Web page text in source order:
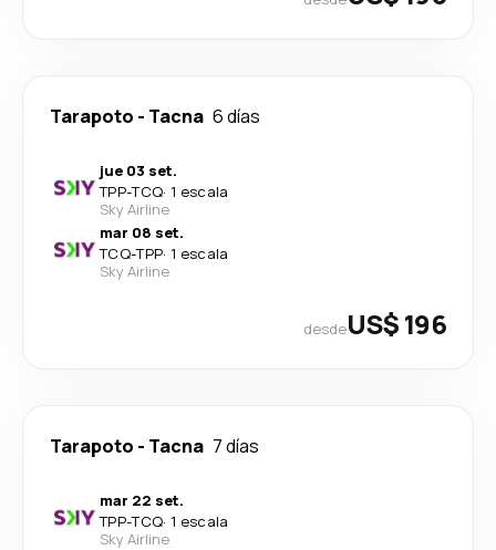
Tarapoto - Tacna 6 días
jue 03 set.
TPP-TCQ· 1 escala
Sky Airline
mar 08 set.
TCQ-TPP· 1 escala
Sky Airline
desdeUS$ 196
Tarapoto - Tacna 7 días
mar 22 set.
TPP-TCQ· 1 escala
Sky Airline